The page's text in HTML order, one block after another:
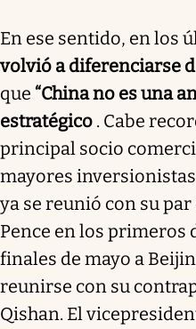
En ese sentido, en los
volvió a diferenciarse
que “China no es una
estratégico . Cabe
principal socio
mayores
ya se reunió con su
Pence en los primeros
finales de mayo a
reunirse con su
Qishan. El